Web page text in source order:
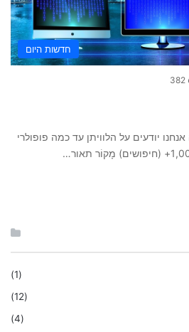
חדשות היום
382
יודעים על הלוויתן עד כמה פופולרי
(1)
(12)
(4)